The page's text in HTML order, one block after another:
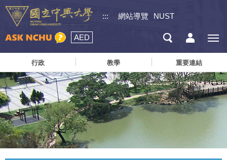
::: 網站導覽 NUST
AED
行政 教學 重要連結